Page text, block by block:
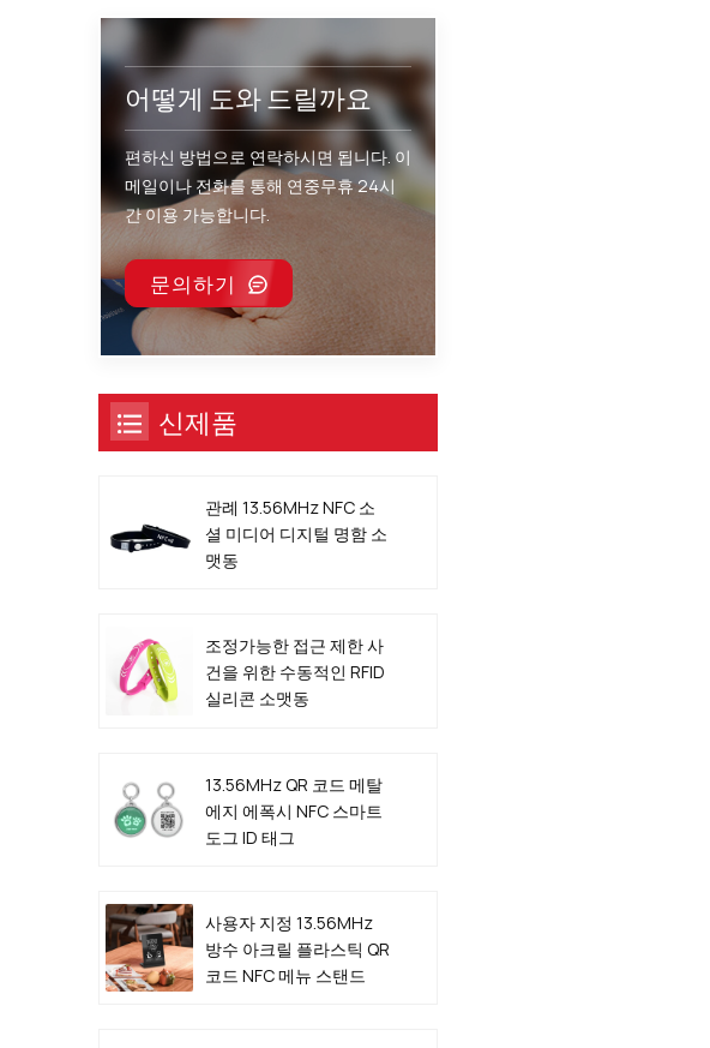
어떻게 도와 드릴까요
편하신 방법으로 연락하시면 됩니다. 이
메일이나 전화를 통해 연중무휴 24시
간 이용 가능합니다.
문의하기
신제품
관례 13.56MHz NFC 소
셜 미디어 디지털 명함 소
맷동
조정가능한 접근 제한 사
건을 위한 수동적인 RFID
실리콘 소맷동
13.56MHz QR 코드 메탈
에지 에폭시 NFC 스마트
도그 ID 태그
사용자 지정 13.56MHz
방수 아크릴 플라스틱 QR
코드 NFC 메뉴 스탠드